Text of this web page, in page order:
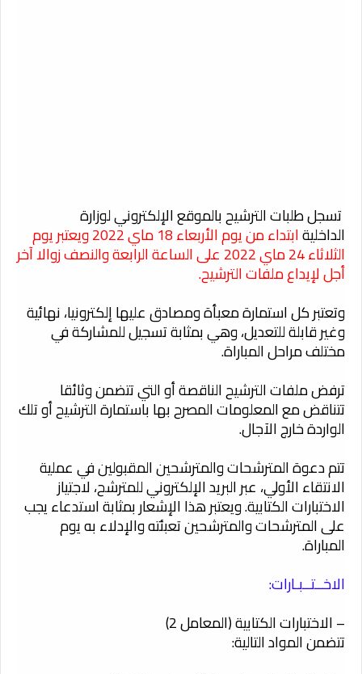
تسجل طلبات الترشيح بالموقع الإلكتروني لوزارة
الداخلية ابتداء من يوم الأربعاء 18 ماي 2022 ويعتبر يوم
الثلاثاء 24 ماي 2022 على الساعة الرابعة والنصف زوالا آخر
أجل لإيداع ملفات الترشيح.
وتعتبر كل استمارة معبأة ومصادق عليها إلكترونيا، نهائية
وغير قابلة للتعديل، وهي بمثابة تسجيل للمشاركة في
مختلف مراحل المباراة.
ترفض ملفات الترشيح الناقصة أو التي تتضمن وثائقا
تتناقض مع المعلومات المصرح بها باستمارة الترشيح أو تلك
الواردة خارج الآجال.
تتم دعوة المترشحات والمترشحين المقبولين في عملية
الانتقاء الأولي، عبر البريد الإلكتروني للمترشح، لاجتياز
الاختبارات الكتابية. ويعتبر هذا الإشعار بمثابة استدعاء يجب
على المترشحات والمترشحين تعبئته والإدلاء به يوم
المباراة.
الاخــتــبـارات:
– الاختبارات الكتابية (المعامل 2)
تتضمن المواد التالية: